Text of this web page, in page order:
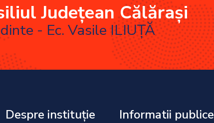
Județean Călărași
- Ec. Vasile ILIUȚĂ
Despre instituție Informatii publice